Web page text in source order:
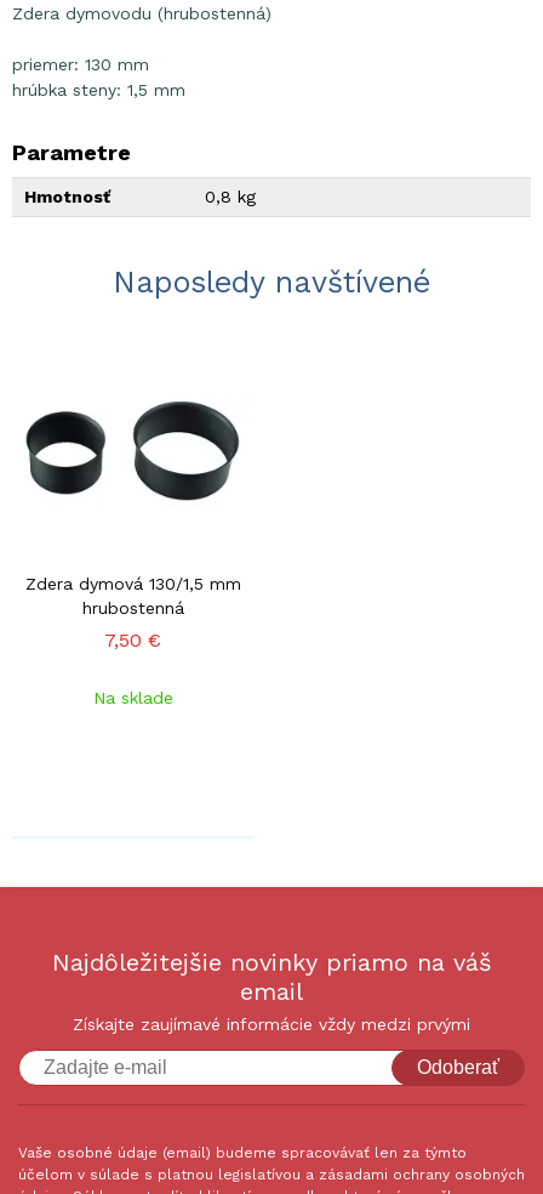
Parametre
Hmotnosť 0,8 kg
Zdera dymovodu (hrubostenná)
priemer: 130 mm
hrúbka steny: 1,5 mm
Naposledy navštívené
Zdera dymová 130/1,5 mm
hrubostenná
7,50 €
Na sklade
Najdôležitejšie novinky priamo na váš
email
Získajte zaujímavé informácie vždy medzi prvými
Odoberať
Vaše osobné údaje (email) budeme spracovávať len za týmto
účelom v súlade s platnou legislatívou a zásadami ochrany osobných